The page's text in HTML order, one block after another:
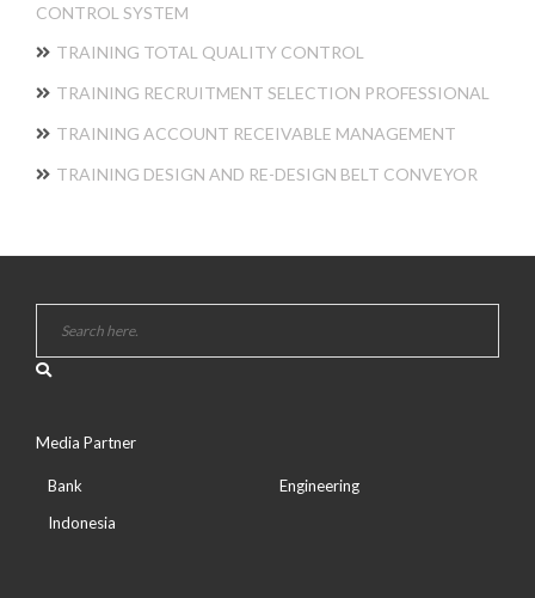
CONTROL SYSTEM
TRAINING TOTAL QUALITY CONTROL
TRAINING RECRUITMENT SELECTION PROFESSIONAL
TRAINING ACCOUNT RECEIVABLE MANAGEMENT
TRAINING DESIGN AND RE-DESIGN BELT CONVEYOR
Media Partner
Bank
Indonesia
Engineering